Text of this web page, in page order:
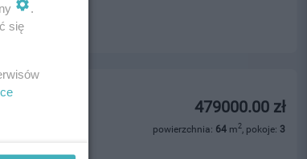
479000.00 zł
powierzchnia: 64 m2 , pokoje: 3
.
się